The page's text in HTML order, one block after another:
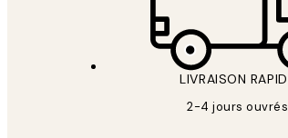
LIVRAISON
2-4 jours ouvrés